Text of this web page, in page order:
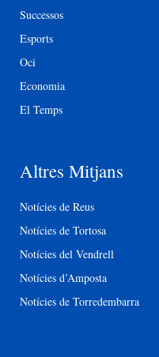
Successos
Esports
Oci
Economia
El Temps
Altres Mitjans
Notícies de Reus
Notícies de Tortosa
Notícies del Vendrell
Notícies d’Amposta
Notícies de Torredembarra